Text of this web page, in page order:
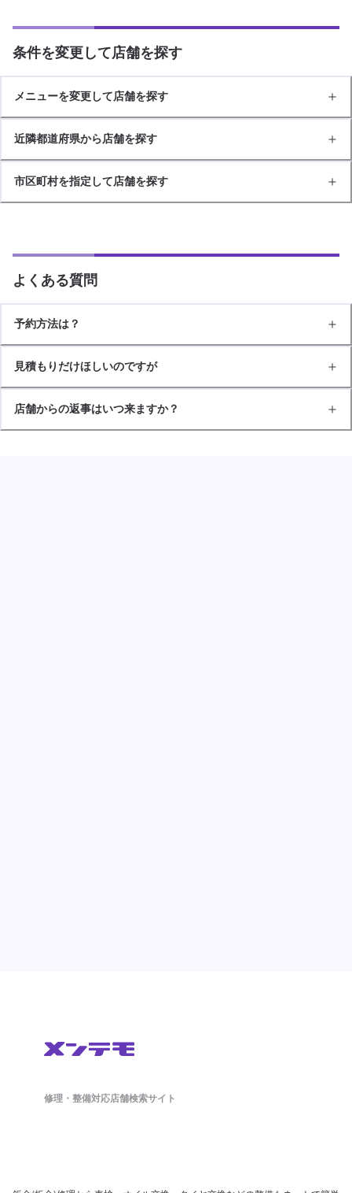
条件を変更して店舗を探す
メニューを変更して店舗を探す
近隣都道府県から店舗を探す
市区町村を指定して店舗を探す
よくある質問
予約方法は？
見積もりだけほしいのですが
店舗からの返事はいつ来ますか？
修理・整備対応店舗検索サイト